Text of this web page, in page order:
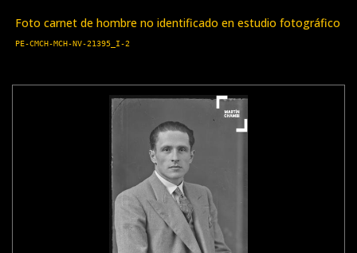
Foto carnet de hombre no identificado en estudio fotográfico
PE-CMCH-MCH-NV-21395_I-2